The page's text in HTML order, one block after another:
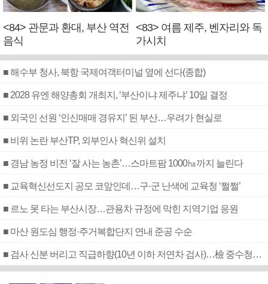
<84> 관문과 환대, 부산 역전
음식
<83> 여름 제주, 벤자리와 독
가시치
■ 해수부 청사, 북항 국제여객터미널 옆에 선다(종합)
■ 2028 유엔 해양총회 개최지, ‘부산이냐 제주냐’ 10일 결정
■ 외국인 선원 ‘인신매매 경유지’ 된 부산…우려가 현실로
■ 비위 논란 부산TP, 외부인사 혁신위 설치
■ 경남 농정 비전 ‘잘 사는 농촌’…스마트팜 1000㏊까지 늘린다
■ 교육혁신선도지 공모 코앞인데…구·군 난색에 교육청 ‘쩔쩔’
■ 르노 못 타는 부산시장…관용차 규정에 막힌 지역기업 응원
■ 마산 원도심 행정·주거복합단지 연내 준공 수순
■ 검사 신분 버리고 직급하향(10년 이하 저연차 검사)…檢 중수청행 기피